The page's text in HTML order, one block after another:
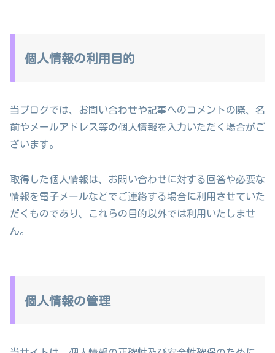
個人情報の利用目的
当ブログでは、お問い合わせや記事へのコメントの際、名
前やメールアドレス等の個人情報を入力いただく場合がご
ざいます。
取得した個人情報は、お問い合わせに対する回答や必要な
情報を電子メールなどでご連絡する場合に利用させていた
だくものであり、これらの目的以外では利用いたしませ
ん。
個人情報の管理